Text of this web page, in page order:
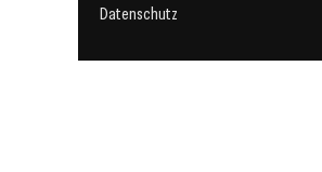
Datenschutz